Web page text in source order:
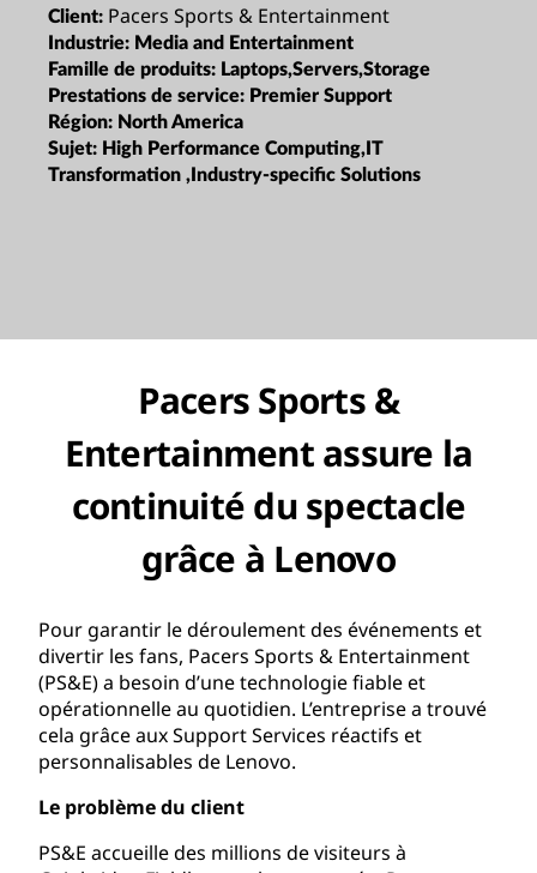
Client: Pacers Sports & Entertainment
Industrie: Media and Entertainment
Famille de produits: Laptops,Servers,Storage
Prestations de service: Premier Support
Région: North America
Sujet: High Performance Computing,IT
Transformation ,Industry-specific Solutions
Pacers Sports &
Entertainment assure la
continuité du spectacle
grâce à Lenovo
Pour garantir le déroulement des événements et
divertir les fans, Pacers Sports & Entertainment
(PS&E) a besoin d’une technologie fiable et
opérationnelle au quotidien. L’entreprise a trouvé
cela grâce aux Support Services réactifs et
personnalisables de Lenovo.
Le problème du client
PS&E accueille des millions de visiteurs à